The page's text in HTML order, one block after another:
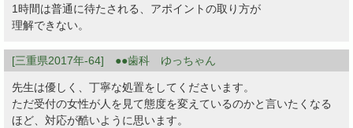
1時間は普通に待たされる、アポイントの取り方が
理解できない。
[三重県2017年-64] ●●歯科 ゆっちゃん
先生は優しく、丁寧な処置をしてくださいます。
ただ受付の女性が人を見て態度を変えているのかと言いたくなる
ほど、対応が酷いように思います。